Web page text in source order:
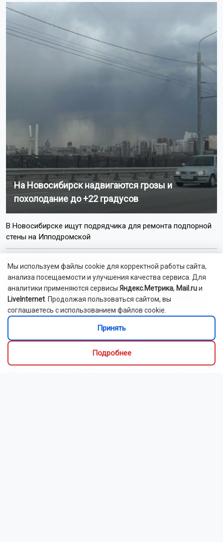
На Новосибирск надвигаются грозы и
похолодание до +22 градусов
В Новосибирске ищут подрядчика для ремонта подпорной
стены на Ипподромской
готовности из-за шелкопряда
Бастрыкин поручил завершить дела в отношении банды
подростков из Новосибирска
Косули вышли погулять на Михайловскую набережную в
Новосибирске
Ввод жилья в Новосибирской области в 2026 году упал на
Мы используем файлы cookie для корректной работы сайта,
анализа посещаемости и улучшения качества сервиса. Для
аналитики применяются сервисы Яндекс.Метрика, Mail.ruи
LiveInternet . Продолжая пользоваться сайтом, вы
соглашаетесь с использованием файлов cookie.
Принять
Подробнее